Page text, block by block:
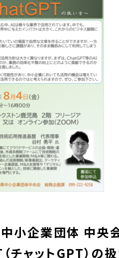
小企業団体 中央
チャットGPT）の